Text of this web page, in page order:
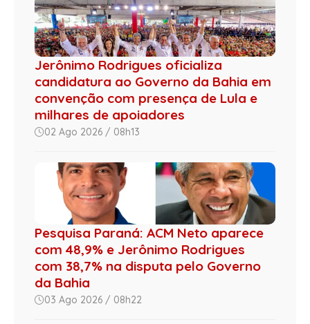
Jerônimo Rodrigues oficializa
candidatura ao Governo da Bahia em
convenção com presença de Lula e
milhares de apoiadores
02 Ago 2026 / 08h13
Pesquisa Paraná: ACM Neto aparece
com 48,9% e Jerônimo Rodrigues
com 38,7% na disputa pelo Governo
da Bahia
03 Ago 2026 / 08h22